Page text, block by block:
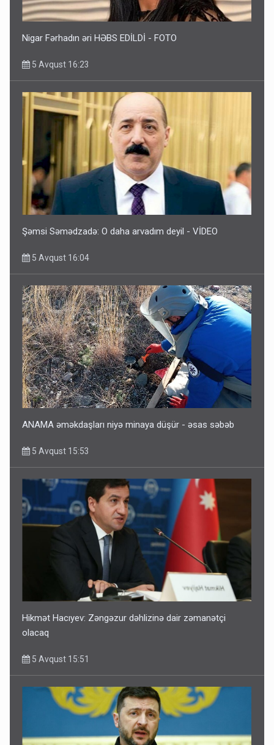
Nigar Fərhadın əri HƏBS EDİLDİ - FOTO
5 Avqust 16:23
Şəmsi Səmədzadə: O daha arvadım deyil - VİDEO
5 Avqust 16:04
ANAMA əməkdaşları niyə minaya düşür - əsas səbəb
5 Avqust 15:53
Hikmət Hacıyev: Zəngəzur dəhlizinə dair zəmanətçi
olacaq
5 Avqust 15:51